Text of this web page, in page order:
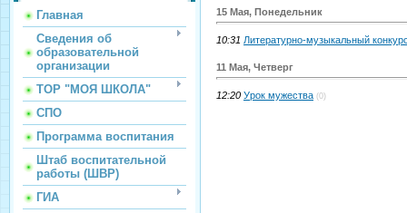
Главная
Сведения об
образовательной
организации
ТОР "МОЯ ШКОЛА"
СПО
Программа воспитания
Штаб воспитательной
работы (ШВР)
ГИА
15 Мая, Понедельник
10:31 Литературно-музыкальный
11 Мая, Четверг
12:20 Урок мужества (0)